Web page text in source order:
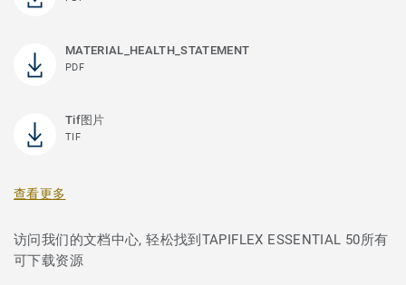
MATERIAL_HEALTH_STATEMENT
PDF
Tif图片
TIF
查看更多
访问我们的文档中心, 轻松找到TAPIFLEX ESSENTIAL 50所有
可下载资源